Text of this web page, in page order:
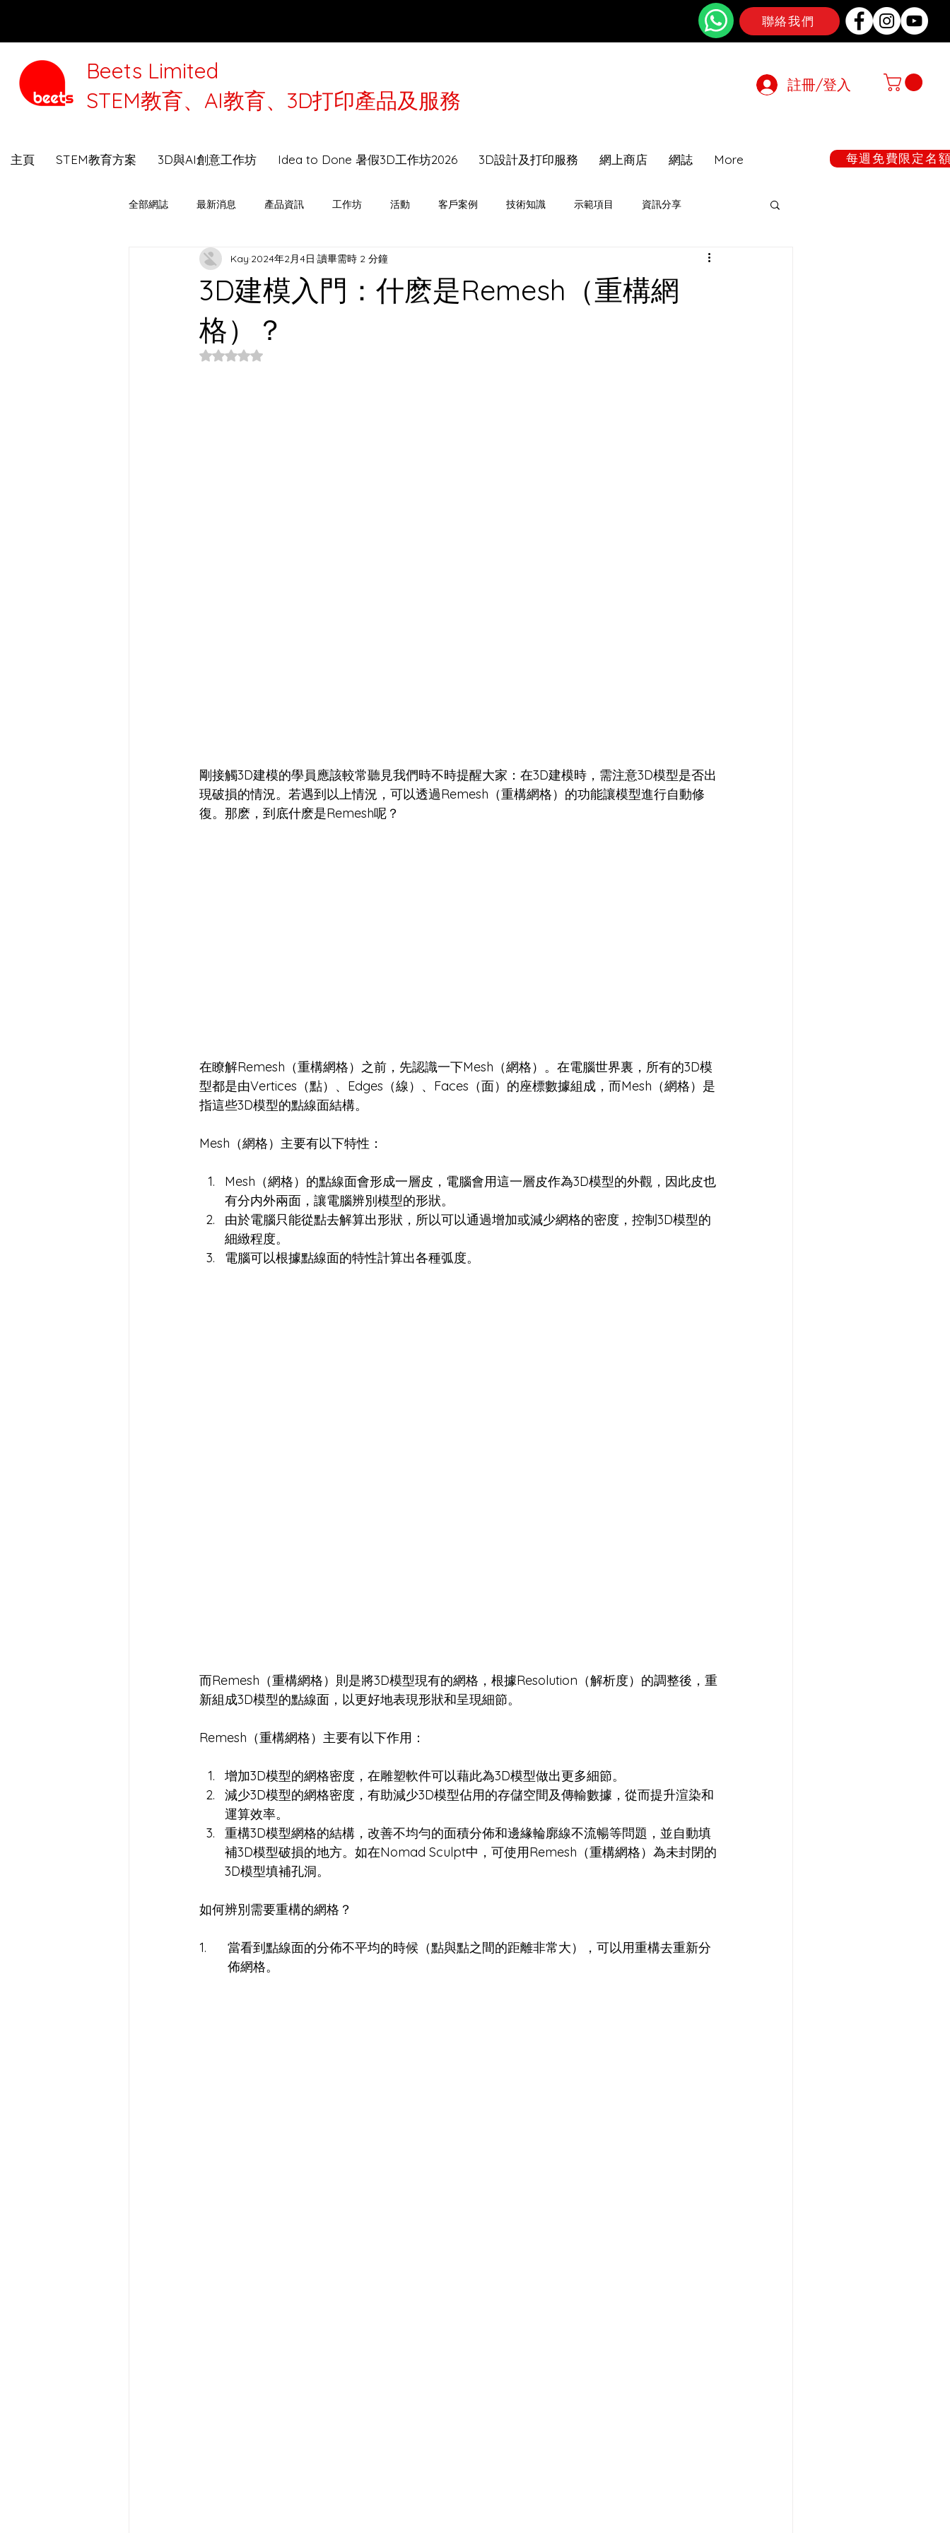
聯絡我們
Beets Limited
STEM教育、AI教育、3D打印產品及服務
註冊/登入
主頁 STEM教育方案 3D與AI創意工作坊 Idea to Done 暑假3D工作坊2026 3D設計及打印服務 網上商店 網誌 More 每週免費限定名
全部網誌 最新消息 產品資訊 工作坊 活動 客戶案例 技術知識 示範項目 資訊分享
3D打印機選購指南 Beets Talk
3D建模入門：什麽是Remesh（重構網
格）？
Kay 2024年2月4日 讀畢需時 2 分鐘
評等為 NaN（最高為 5 顆星）。
剛接觸3D建模的學員應該較常聽見我們時不時提醒大家：在3D建模時，需注意3D模型是否出
現破損的情況。若遇到以上情況，可以透過Remesh（重構網格）的功能讓模型進行自動修
復。那麽，到底什麽是Remesh呢？
在瞭解Remesh（重構網格）之前，先認識一下Mesh（網格）。在電腦世界裏，所有的3D模
型都是由Vertices（點）、Edges（線）、Faces（面）的座標數據組成，而Mesh（網格）是
指這些3D模型的點線面結構。
Mesh（網格）主要有以下特性：
Mesh（網格）的點線面會形成一層皮，電腦會用這一層皮作為3D模型的外觀，因此皮也
有分内外兩面，讓電腦辨別模型的形狀。
由於電腦只能從點去解算出形狀，所以可以通過增加或減少網格的密度，控制3D模型的
細緻程度。
電腦可以根據點線面的特性計算出各種弧度。
而Remesh（重構網格）則是將3D模型現有的網格，根據Resolution（解析度）的調整後，重
新組成3D模型的點線面，以更好地表現形狀和呈現細節。
Remesh（重構網格）主要有以下作用：
增加3D模型的網格密度，在雕塑軟件可以藉此為3D模型做出更多細節。
減少3D模型的網格密度，有助減少3D模型佔用的存儲空間及傳輸數據，從而提升渲染和
運算效率。
重構3D模型網格的結構，改善不均勻的面積分佈和邊緣輪廓線不流暢等問題，並自動填
補3D模型破損的地方。如在Nomad Sculpt中，可使用Remesh（重構網格）為未封閉的
3D模型填補孔洞。
如何辨別需要重構的網格？
1.	當看到點線面的分佈不平均的時候（點與點之間的距離非常大），可以用重構去重新分
        佈網格。